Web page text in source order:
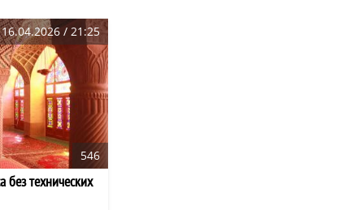
16.04.2026 / 21:25
546
без технических